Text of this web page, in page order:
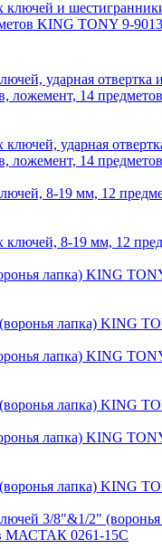
ударная отвертка
ложемент, 14
8-19 мм, 12
лапка) KING
лапка) KING
лапка) KING
3/8"&1/2"
МАСТАК 0261-15C